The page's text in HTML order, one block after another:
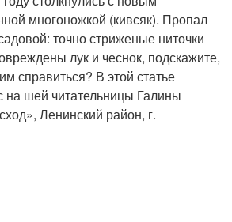
многоножкой (кивсяк). Пропал
точно стриженые ниточки
лук и чеснок, подскажите,
справиться? В этой статье
на шей читательницы Галины
Ленинский район, г.